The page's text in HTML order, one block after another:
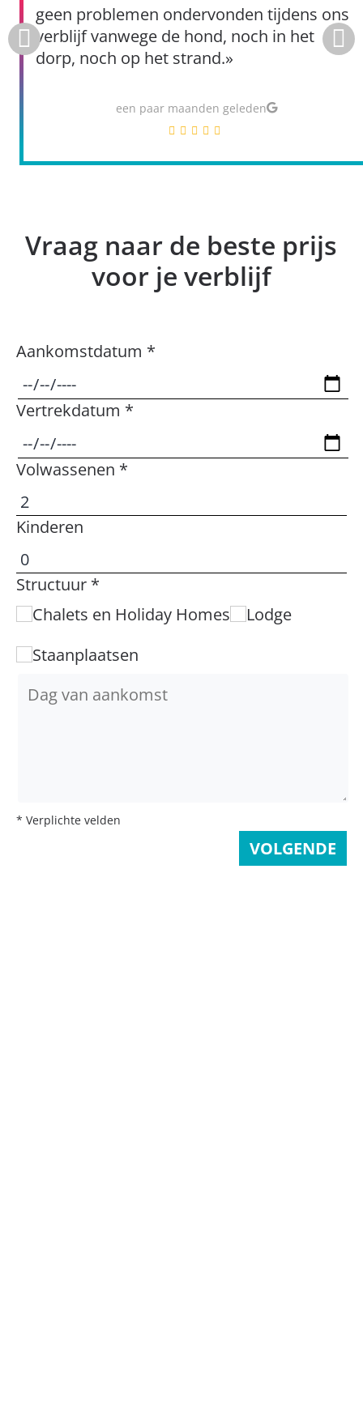
geen problemen ondervonden tijdens ons
verblijf vanwege de hond, noch in het
dorp, noch op het strand.»
een paar maanden geleden
Vraag naar de beste prijs
voor je verblijf
Aankomstdatum *
Vertrekdatum *
Volwassenen *
Kinderen
Structuur *
Chalets en Holiday Homes
Lodge
Staanplaatsen
* Verplichte velden
VOLGENDE